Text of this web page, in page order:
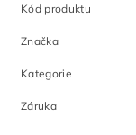
Kód produktu
Značka
Kategorie
Záruka